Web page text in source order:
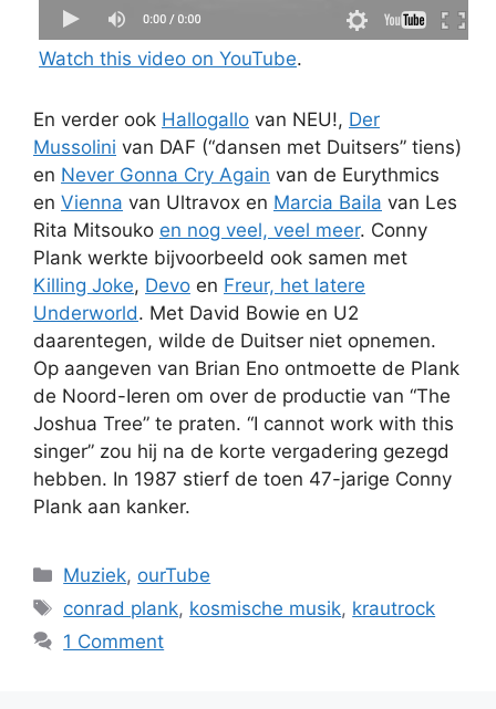
Watch this video on YouTube.
En verder ook Hallogallo van NEU!, Der
Mussolini van DAF (“dansen met Duitsers” tiens)
en Never Gonna Cry Again van de Eurythmics
en Vienna van Ultravox en Marcia Baila van Les
Rita Mitsouko en nog veel, veel meer. Conny
Plank werkte bijvoorbeeld ook samen met
Killing Joke, Devo en Freur, het latere
Underworld. Met David Bowie en U2
daarentegen, wilde de Duitser niet opnemen.
Op aangeven van Brian Eno ontmoette de Plank
de Noord-Ieren om over de productie van “The
Joshua Tree” te praten. “I cannot work with this
singer” zou hij na de korte vergadering gezegd
hebben. In 1987 stierf de toen 47-jarige Conny
Plank aan kanker.
Categories
Muziek, ourTube
Tags
conrad plank, kosmische musik, krautrock
1 Comment